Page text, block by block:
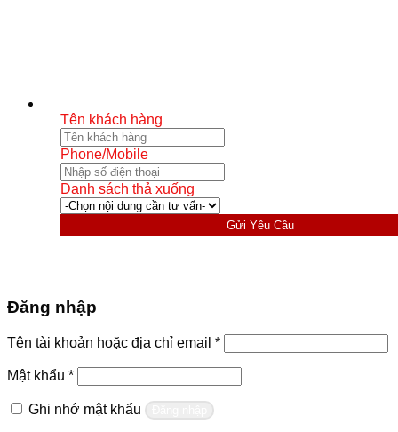
Tên khách hàng
Phone/Mobile
Danh sách thả xuống
Gửi Yêu Cầu
Đăng nhập
Tên tài khoản hoặc địa chỉ email *Bắt
buộc
Mật khẩu *Bắt
buộc
Ghi nhớ mật khẩu